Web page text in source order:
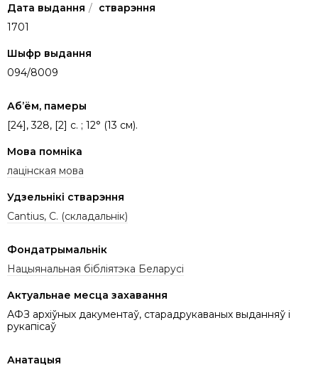
Дата выдання / стварэння
1701
Шыфр выдання
094/8009
Аб’ём, памеры
[24], 328, [2] c. ; 12° (13 см).
Мова помніка
лацінская мова
Удзельнікі стварэння
Cantius, C. (складальнік)
Фондатрымальнік
Нацыянальная бібліятэка Беларусі
Актуальнае месца захавання
АФЗ архіўных дакументаў, старадрукаваных выданняў і
рукапісаў
Анатацыя